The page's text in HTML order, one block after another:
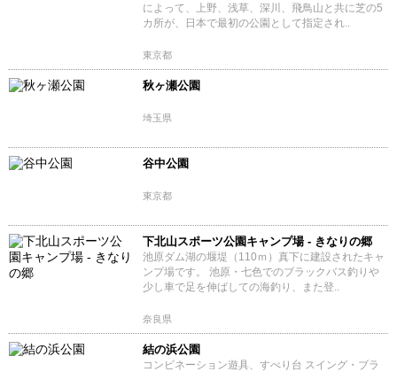
によって、上野、浅草、深川、飛鳥山と共に芝の5
カ所が、日本で最初の公園として指定され..
東京都
秋ヶ瀬公園
埼玉県
谷中公園
東京都
下北山スポーツ公園キャンプ場 - きなりの郷
池原ダム湖の堰堤（110ｍ）真下に建設されたキャ
ンプ場です。 池原・七色でのブラックバス釣りや
少し車で足を伸ばしての海釣り、また登..
奈良県
結の浜公園
コンビネーション遊具、すべり台 スイング・ブラ